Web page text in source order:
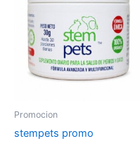
Promocion
stempets promo